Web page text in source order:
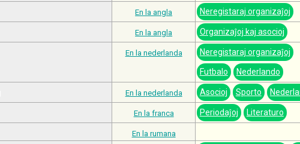
En la angla Neregistaraj organizaĵoj
En la angla Organizaĵoj kaj asocioj
En la nederlanda Neregistaraj organizaĵoj
Futbalo Nederlando
En la nederlanda Asocioj Sporto
En la franca Periodaĵoj Literaturo
En la rumana